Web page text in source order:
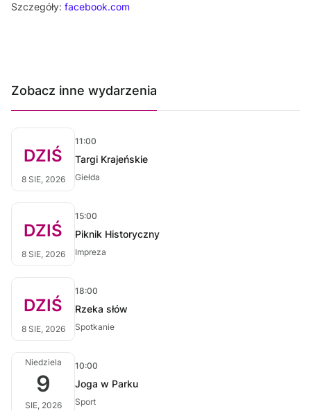
Szczegóły: facebook.com
Zobacz inne wydarzenia
DZIŚ
8 SIE, 2026
11:00
Targi Krajeńskie
Giełda
DZIŚ
8 SIE, 2026
15:00
Piknik Historyczny
Impreza
DZIŚ
8 SIE, 2026
18:00
Rzeka słów
Spotkanie
Niedziela
9
SIE, 2026
10:00
Joga w Parku
Sport